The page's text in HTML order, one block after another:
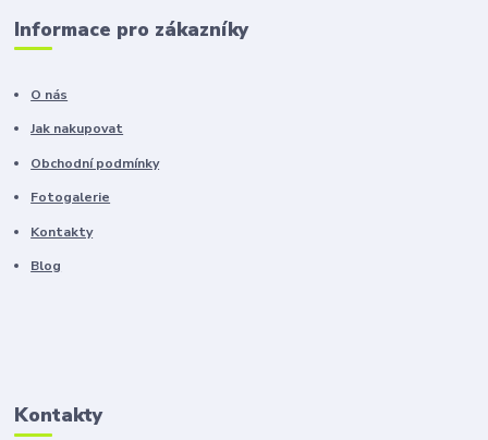
Informace pro zákazníky
O nás
Jak nakupovat
Obchodní podmínky
Fotogalerie
Kontakty
Blog
Kontakty